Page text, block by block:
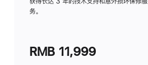
务。
RMB 11,999